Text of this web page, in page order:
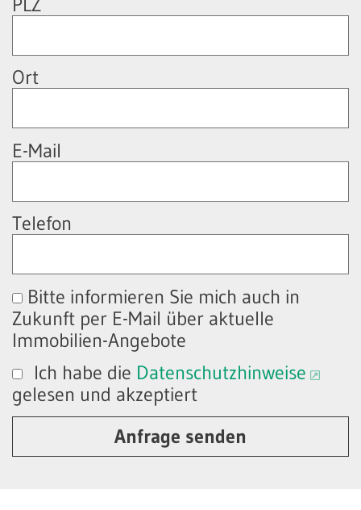
Ort
E-Mail
Telefon
Bitte informieren Sie mich auch in
Zukunft per E-Mail über aktuelle
Immobilien-Angebote
Ich habe die Datenschutzhinweise
gelesen und akzeptiert
Anfrage senden